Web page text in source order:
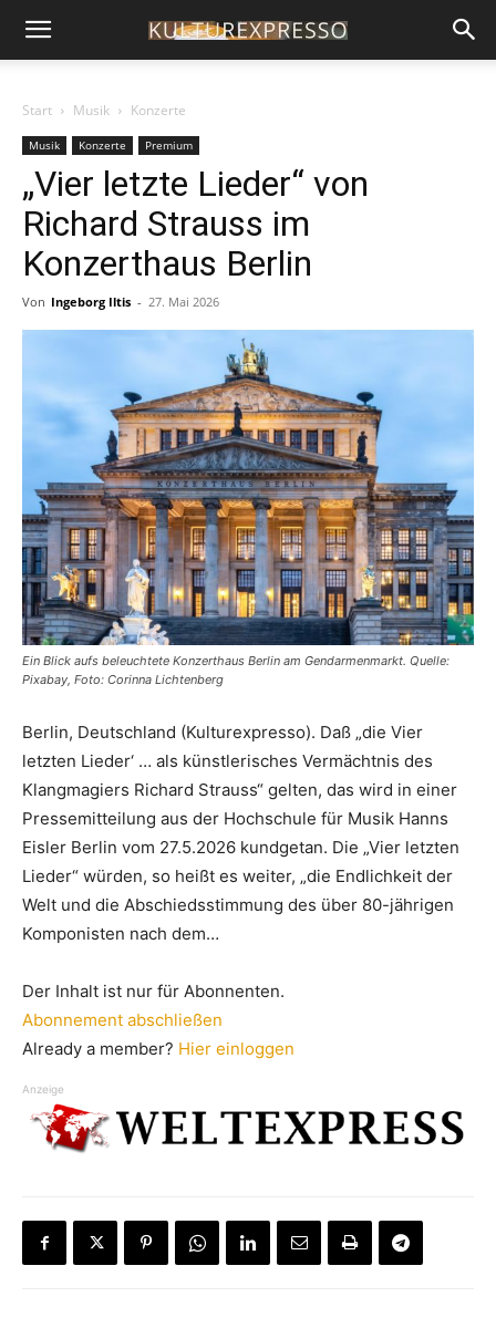
Start Musik Konzerte
Musik Konzerte Premium
„Vier letzte Lieder“ von
Richard Strauss im
Konzerthaus Berlin
Von Ingeborg Iltis - 27. Mai 2026
Ein Blick aufs beleuchtete Konzerthaus Berlin am Gendarmenmarkt. Quelle:
Pixabay, Foto: Corinna Lichtenberg
Berlin, Deutschland (Kulturexpresso). Daß „die Vier
letzten Lieder‘ … als künstlerisches Vermächtnis des
Klangmagiers Richard Strauss“ gelten, das wird in einer
Pressemitteilung aus der Hochschule für Musik Hanns
Eisler Berlin vom 27.5.2026 kundgetan. Die „Vier letzten
Lieder“ würden, so heißt es weiter, „die Endlichkeit der
Welt und die Abschiedsstimmung des über 80-jährigen
Komponisten nach dem…
Der Inhalt ist nur für Abonnenten.
Abonnement abschließen
Already a member? Hier einloggen
Anzeige